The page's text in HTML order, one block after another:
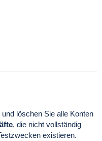
löschen Sie alle Konten
, die nicht vollständig
existieren.